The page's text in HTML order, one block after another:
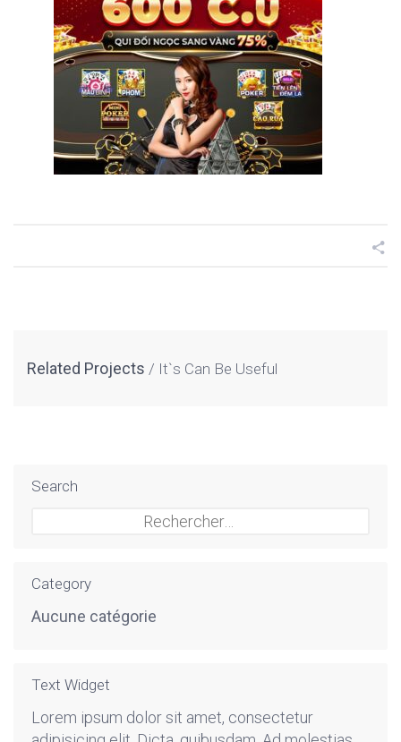
Related Projects It`s Can Be Useful
Search
Category
Aucune catégorie
Text Widget
Lorem ipsum dolor sit amet, consectetur